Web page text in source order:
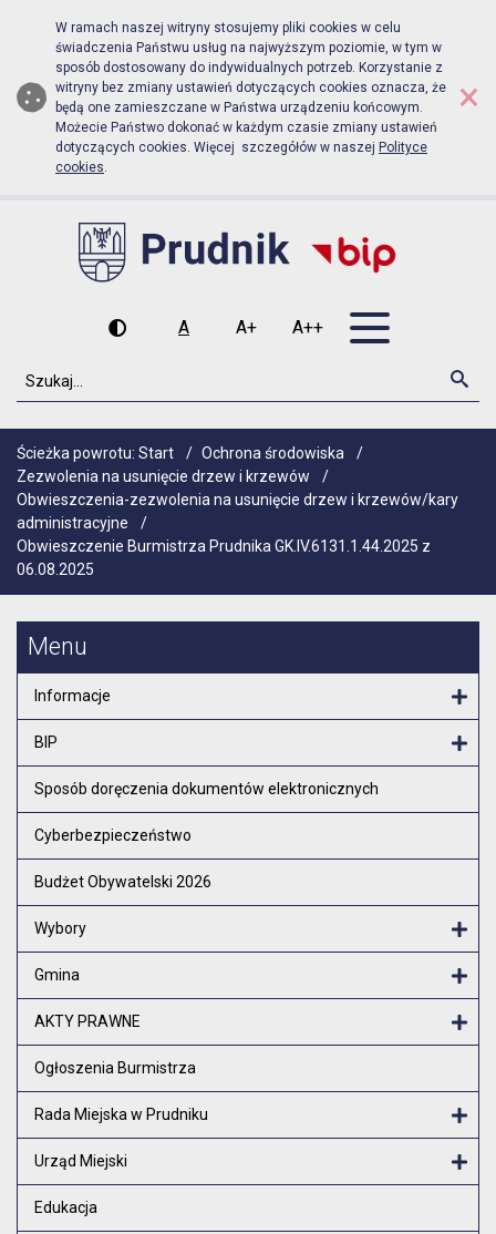
Biuletyn Informacji Publicznej
Przejdź do menu głównego
Przejdź do głównej zawartości
W ramach naszej witryny stosujemy pliki cookies w celu
świadczenia Państwu usług na najwyższym poziomie, w tym w
sposób dostosowany do indywidualnych potrzeb. Korzystanie z
witryny bez zmiany ustawień dotyczących cookies oznacza, że
będą one zamieszczane w Państwa urządzeniu końcowym.
Możecie Państwo dokonać w każdym czasie zmiany ustawień
dotyczących cookies. Więcej szczegółów w naszej Polityce
cookies.
×
Wysoki kontrast
A
Czcionka domyślna
A+
Czcionka średnia
A++
Czcionka duża
Szukaj
Ścieżka powrotu: Start / Ochrona środowiska
/
Zezwolenia na usunięcie drzew i krzewów
/
Obwieszczenia-zezwolenia na usunięcie drzew i krzewów/kary
administracyjne
/
Obwieszczenie Burmistrza Prudnika GK.IV.6131.1.44.2025 z
06.08.2025
Menu
Informacje
BIP
Sposób doręczenia dokumentów elektronicznych
Cyberbezpieczeństwo
Budżet Obywatelski 2026
Wybory
Gmina
AKTY PRAWNE
Ogłoszenia Burmistrza
Rada Miejska w Prudniku
Urząd Miejski
Edukacja